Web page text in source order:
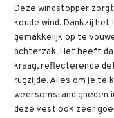
Deze windstopper
koude wind. Dankzij
gemakkelijk op te
achterzak. Het heeft
kraag, reflecterende
rugzijde. Alles om je te
weersomstandigheden
deze vest ook zeer